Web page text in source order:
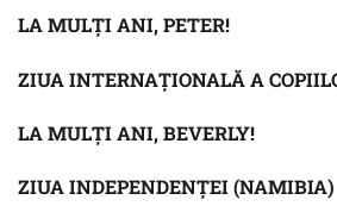
LA MULȚI ANI, PETER!
ZIUA INTERNAȚIONALĂ A
LA MULȚI ANI, BEVERLY!
ZIUA INDEPENDENȚEI (NAMIBIA)